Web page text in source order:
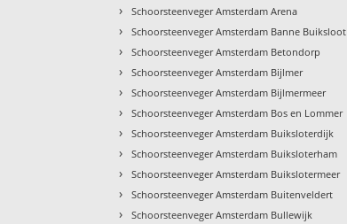
› Schoorsteenveger Amsterdam Arena
› Schoorsteenveger Amsterdam Banne Buiksloot
› Schoorsteenveger Amsterdam Betondorp
› Schoorsteenveger Amsterdam Bijlmer
› Schoorsteenveger Amsterdam Bijlmermeer
› Schoorsteenveger Amsterdam Bos en Lommer
› Schoorsteenveger Amsterdam Buiksloterdijk
› Schoorsteenveger Amsterdam Buiksloterham
› Schoorsteenveger Amsterdam Buikslotermeer
› Schoorsteenveger Amsterdam Buitenveldert
› Schoorsteenveger Amsterdam Bullewijk